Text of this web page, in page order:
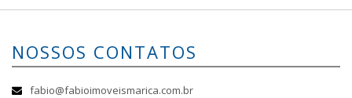
NOSSOS CONTATOS
fabio@fabioimoveismarica.com.br